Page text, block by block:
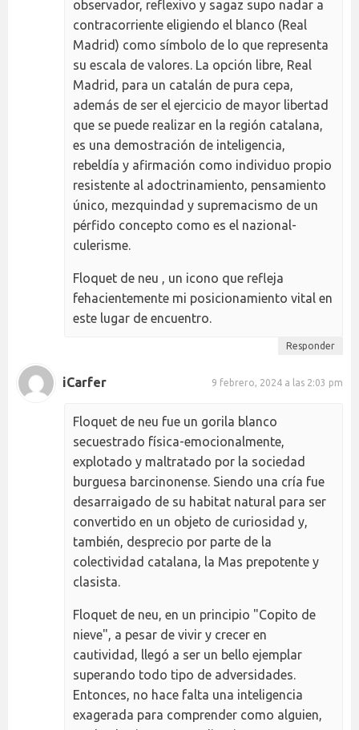
observador, reflexivo y sagaz supo nadar a
contracorriente eligiendo el blanco (Real
Madrid) como símbolo de lo que representa
su escala de valores. La opción libre, Real
Madrid, para un catalán de pura cepa,
además de ser el ejercicio de mayor libertad
que se puede realizar en la región catalana,
es una demostración de inteligencia,
rebeldía y afirmación como individuo propio
resistente al adoctrinamiento, pensamiento
único, mezquindad y supremacismo de un
pérfido concepto como es el nazional-
culerisme.
Floquet de neu , un icono que refleja
fehacientemente mi posicionamiento vital en
este lugar de encuentro.
Responder
iCarfer 9 febrero, 2024 a las 2:03 pm
Floquet de neu fue un gorila blanco
secuestrado física-emocionalmente,
explotado y maltratado por la sociedad
burguesa barcinonense. Siendo una cría fue
desarraigado de su habitat natural para ser
convertido en un objeto de curiosidad y,
también, desprecio por parte de la
colectividad catalana, la Mas prepotente y
clasista.
Floquet de neu, en un principio "Copito de
nieve", a pesar de vivir y crecer en
cautividad, llegó a ser un bello ejemplar
superando todo tipo de adversidades.
Entonces, no hace falta una inteligencia
exagerada para comprender como alguien,